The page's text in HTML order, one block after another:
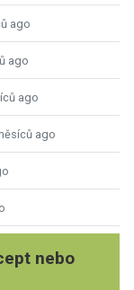
ago
ago
ago
ago
nebo